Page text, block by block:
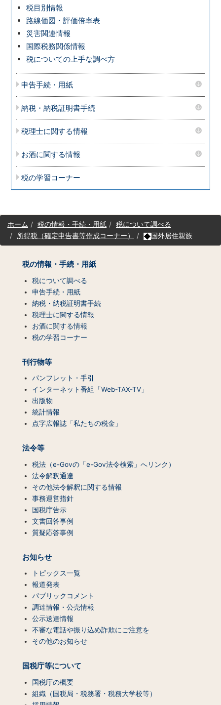
税目別情報
路線価図・評価倍率表
災害関連情報
国際税務関係情報
税についての上手な調べ方
申告手続・用紙
納税・納税証明書手続
税理士に関する情報
お酒に関する情報
税の学習コーナー
サ
イホーム 税の情報・手続・用紙
税について調べる
所得税（確定申告書等作成コーナー）
国外居住親族
税の情報・手続・用紙
税について調べる
申告手続・用紙
納税・納税証明書手続
税理士に関する情報
お酒に関する情報
税の学習コーナー
刊行物等
パンフレット・手引
インターネット番組「Web-TAX-TV」
出版物
統計情報
点字広報誌「私たちの税金」
法令等
税法（e-Govの「e-Gov法令検索」へリンク）
法令解釈通達
その他法令解釈に関する情報
事務運営指針
国税庁告示
文書回答事例
質疑応答事例
お知らせ
トピックス一覧
報道発表
パブリックコメント
調達情報・公売情報
公示送達情報
不審な電話や振り込め詐欺にご注意を
その他のお知らせ
国税庁等について
国税庁の概要
組織（国税局・税務署・税務大学校等）